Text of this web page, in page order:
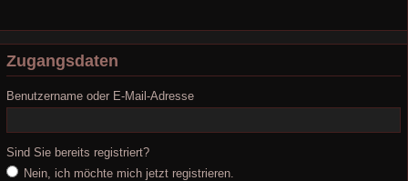
Zugangsdaten
Benutzername oder E-Mail-Adresse
Sind Sie bereits registriert?
Nein, ich möchte mich jetzt registrieren.